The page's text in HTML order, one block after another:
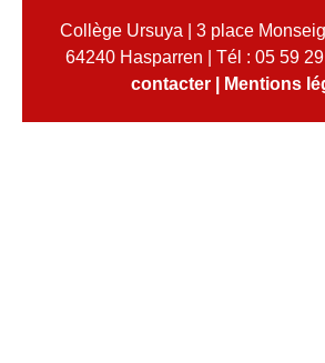
Collège Ursuya | 3 place
64240 Hasparren | Tél : 05 59
contacter
Mentions